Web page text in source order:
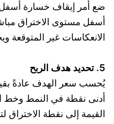
ضع أمر إيقاف خسارة
أسفل مستوى الاختراق
الانعكاسات غير المتوقعة
5. تحديد هدف الربح
يُحسب سعر الهدف عادةً
أدنى نقطة في النمط وخط
القيمة إلى نقطة الاختراق